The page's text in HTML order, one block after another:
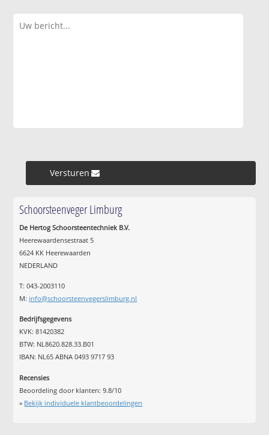
Versturen »
Schoorsteenveger Limburg
De Hertog Schoorsteentechniek B.V.
Heerewaardensestraat 5
6624 KK Heerewaarden
NEDERLAND
T: 043-2003110
M: info@schoorsteenvegerslimburg.nl
Bedrijfsgegevens
KVK: 81420382
BTW: NL8620.828.33.B01
IBAN: NL65 ABNA 0493 9717 93
Recensies
Beoordeling door klanten:9.8/10
» Bekijk individuele klantbeoordelingen